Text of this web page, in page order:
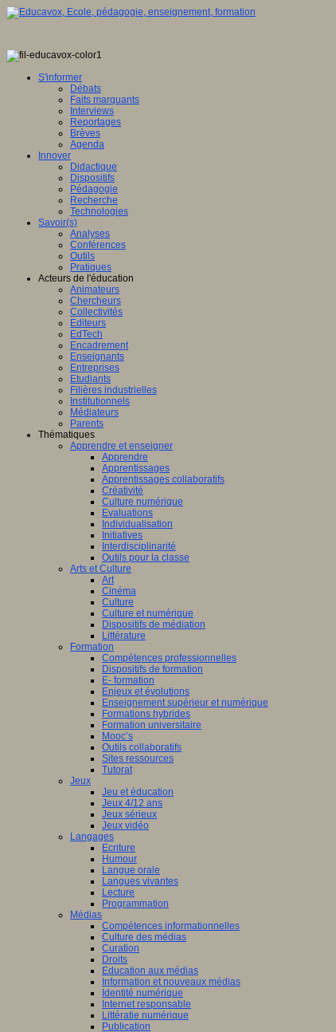
S'informer
Débats
Faits marquants
Interviews
Reportages
Brèves
Agenda
Innover
Didactique
Dispositifs
Pédagogie
Recherche
Technologies
Savoir(s)
Analyses
Conférences
Outils
Pratiques
Acteurs de l'éducation
Animateurs
Chercheurs
Collectivités
Editeurs
EdTech
Encadrement
Enseignants
Entreprises
Etudiants
Filières industrielles
Institutionnels
Médiateurs
Parents
Thématiques
Apprendre et enseigner
Apprendre
Apprentissages
Apprentissages collaboratifs
Créativité
Culture numérique
Evaluations
Individualisation
Initiatives
Interdisciplinarité
Outils pour la classe
Arts et Culture
Art
Cinéma
Culture
Culture et numérique
Dispositifs de médiation
Littérature
Formation
Compétences professionnelles
Dispositifs de formation
E- formation
Enjeux et évolutions
Enseignement supérieur et numérique
Formations hybrides
Formation universitaire
Mooc’s
Outils collaboratifs
Sites ressources
Tutorat
Jeux
Jeu et éducation
Jeux 4/12 ans
Jeux sérieux
Jeux vidéo
Langages
Ecriture
Humour
Langue orale
Langues vivantes
Lecture
Programmation
Médias
Compétences informationnelles
Culture des médias
Curation
Droits
Education aux médias
Information et nouveaux médias
Identité numérique
Internet responsable
Littératie numérique
Publication